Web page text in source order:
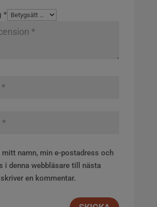
*
mitt namn, min e-postadress och
i denna webbläsare till nästa
en kommentar.